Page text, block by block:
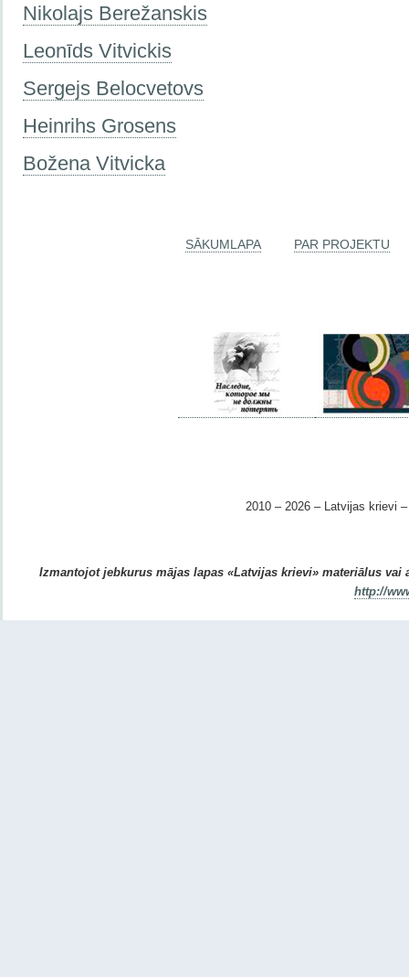
Nikolajs Berežanskis
Leonīds Vitvickis
Sergejs Belocvetovs
Heinrihs Grosens
Božena Vitvicka
SĀKUMLAPA PAR PROJEKTU
2010 – 2026 – Latvijas krievi –
Izmantojot jebkurus mājas lapas «Latvijas krievi» materiālus
http://